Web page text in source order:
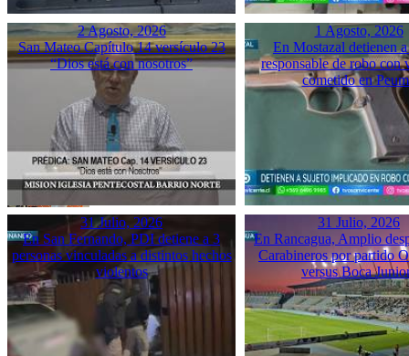
2 Agosto, 2026
San Mateo Capítulo 14 versículo 23
“Dios está con nosotros”
1 Agosto, 2026
En Mostazal detienen
responsable de robo con
cometido en
31 Julio, 2026
En San Fernando, PDI detiene a 3
personas vinculadas a distintos hechos
violentos
31 Julio, 2026
En Rancagua, Amplio
Carabineros por partido
versus Boca